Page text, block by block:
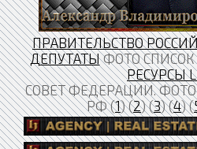
ПРАВИТЕЛЬСТВО
ДЕПУТАТЫФОТО
РЕСУРСЫ
СОВЕТ ФЕДЕРАЦИИ.
РФ (1) (2) (3) (4) (